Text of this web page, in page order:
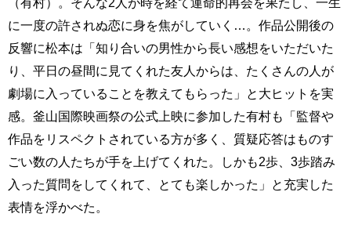
に一度の許されぬ恋に身を焦がしていく…。作品公開後の
反響に松本は「知り合いの男性から長い感想をいただいた
り、平日の昼間に見てくれた友人からは、たくさんの人が
劇場に入っていることを教えてもらった」と大ヒットを実
感。釜山国際映画祭の公式上映に参加した有村も「監督や
作品をリスペクトされている方が多く、質疑応答はものす
ごい数の人たちが手を上げてくれた。しかも2歩、3歩踏み
入った質問をしてくれて、とても楽しかった」と充実した
表情を浮かべた。